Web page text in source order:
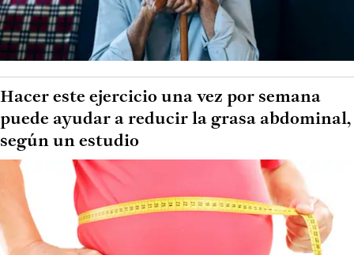
Hacer este ejercicio una vez por semana
puede ayudar a reducir la grasa abdominal,
según un estudio